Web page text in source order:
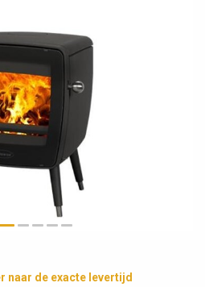
naar de exacte levertijd